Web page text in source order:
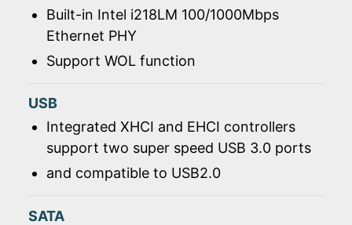
Built-in Intel i218LM 100/1000Mbps
Ethernet PHY
Support WOL function
USB
Integrated XHCI and EHCI controllers
support two super speed USB 3.0 ports
and compatible to USB2.0
SATA